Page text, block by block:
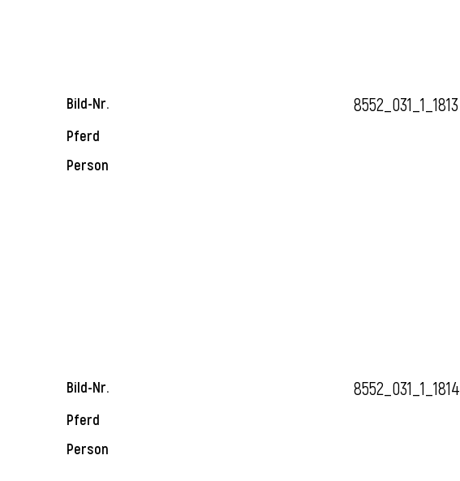
Bild-Nr. 8552_031_1_1813
Pferd
Person
Bild-Nr. 8552_031_1_1814
Pferd
Person